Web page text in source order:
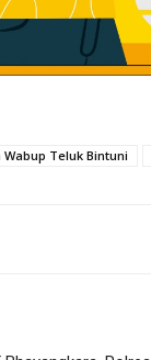
Wabup Teluk Bintuni